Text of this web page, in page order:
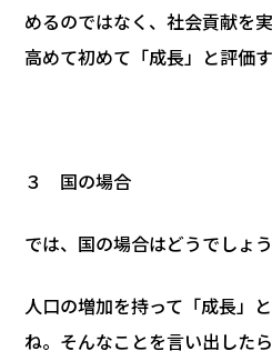
めるのではなく、社会貢献を
高めて初めて「成長」と評価
３ 国の場合
では、国の場合はどうでしょう
人口の増加を持って「成長」
ね。そんなことを言い出した